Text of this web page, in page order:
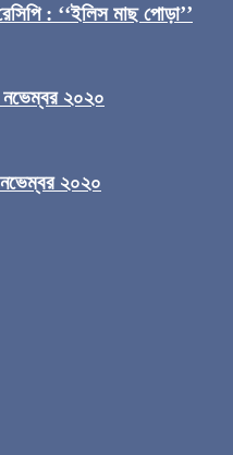
: ‘‘ইলিস মাছ পোড়া’’
২০২০
২০২০